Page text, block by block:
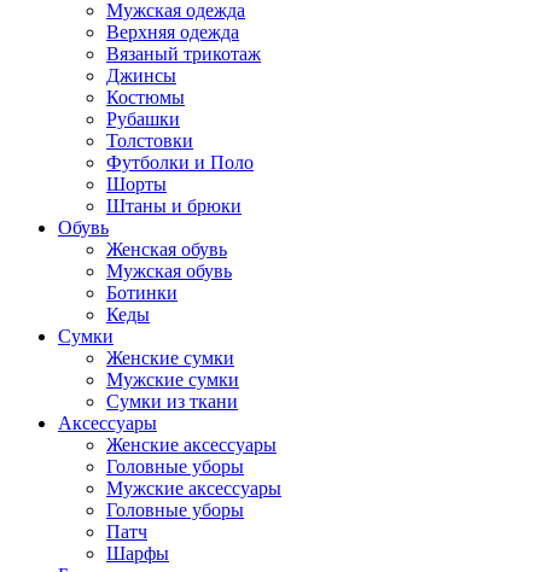
Мужская одежда
Верхняя одежда
Вязаный трикотаж
Джинсы
Костюмы
Рубашки
Толстовки
Футболки и Поло
Шорты
Штаны и брюки
Обувь
Женская обувь
Мужская обувь
Ботинки
Кеды
Сумки
Женские сумки
Мужские сумки
Сумки из ткани
Аксессуары
Женские аксессуары
Головные уборы
Мужские аксессуары
Головные уборы
Патч
Шарфы